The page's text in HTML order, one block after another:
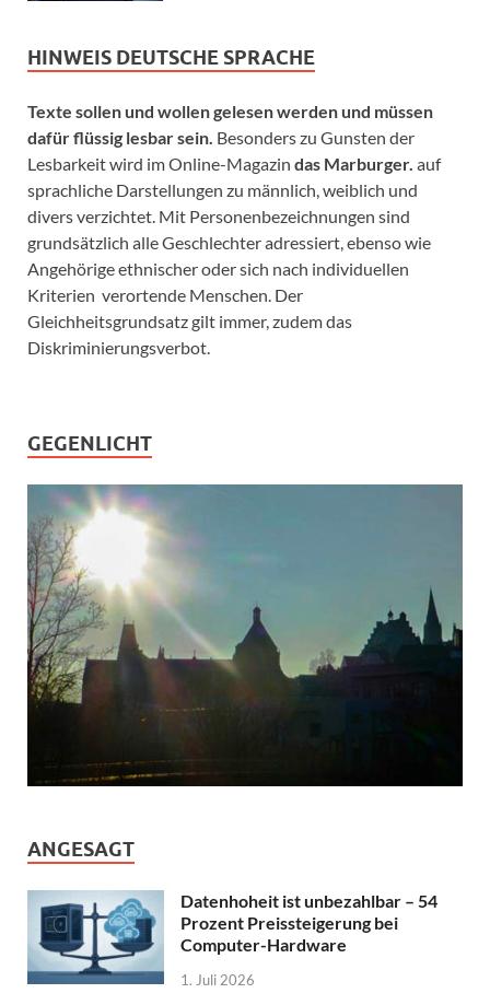
HINWEIS DEUTSCHE SPRACHE
Texte sollen und wollen gelesen werden und müssen
dafür flüssig lesbar sein. Besonders zu Gunsten der
Lesbarkeit wird im Online-Magazin das Marburger. auf
sprachliche Darstellungen zu männlich, weiblich und
divers verzichtet. Mit Personenbezeichnungen sind
grundsätzlich alle Geschlechter adressiert, ebenso wie
Angehörige ethnischer oder sich nach individuellen
Kriterien verortende Menschen. Der
Gleichheitsgrundsatz gilt immer, zudem das
Diskriminierungsverbot.
GEGENLICHT
ANGESAGT
Datenhoheit ist unbezahlbar – 54
Prozent Preissteigerung bei
Computer-Hardware
1. Juli 2026